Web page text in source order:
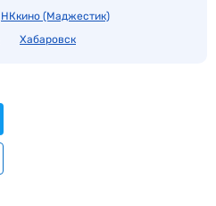
НКкино (Маджестик)
Хабаровск